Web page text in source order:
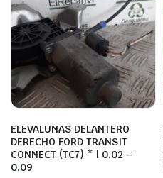
ELEVALUNAS DELANTERO
DERECHO FORD TRANSIT
CONNECT (TC7) * | 0.02 –
0.09